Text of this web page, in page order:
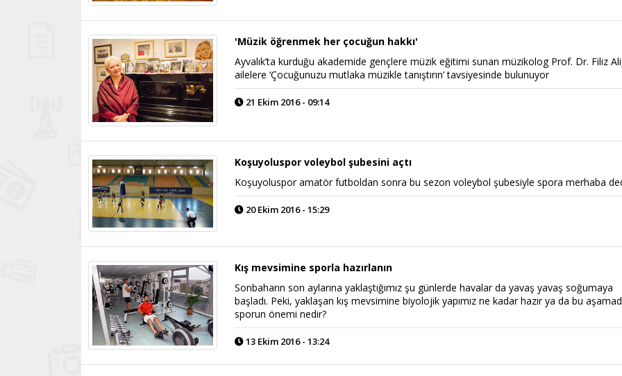
'Müzik öğrenmek her çocuğun hakkı'
Ayvalık’ta kurduğu akademide gençlere müzik eğitimi sunan müzikolog Prof. Dr. Filiz
ailelere ‘Çocuğunuzu mutlaka müzikle tanıştırın’ tavsiyesinde bulunuyor
21 Ekim 2016 - 09:14
Koşuyoluspor voleybol şubesini açtı
Koşuyoluspor amatör futboldan sonra bu sezon voleybol şubesiyle spora merhaba
20 Ekim 2016 - 15:29
Kış mevsimine sporla hazırlanın
Sonbaharın son aylarına yaklaştığımız şu günlerde havalar da yavaş yavaş soğumaya
başladı. Peki, yaklaşan kış mevsimine biyolojik yapımız ne kadar hazır ya da bu
sporun önemi nedir?
13 Ekim 2016 - 13:24